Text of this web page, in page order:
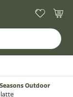
Outdoor
latte